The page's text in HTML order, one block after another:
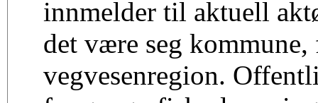
innmelder til aktuell
det være seg
vegvesenregion.